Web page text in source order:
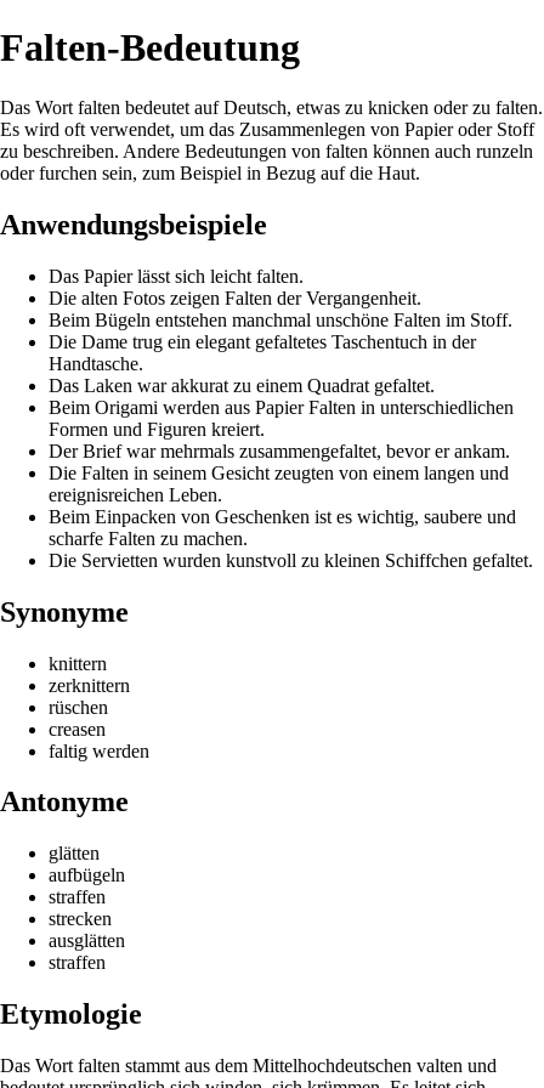
Falten-Bedeutung
Das Wort falten bedeutet auf Deutsch, etwas zu knicken oder zu falten.
Es wird oft verwendet, um das Zusammenlegen von Papier oder Stoff
zu beschreiben. Andere Bedeutungen von falten können auch runzeln
oder furchen sein, zum Beispiel in Bezug auf die Haut.
Anwendungsbeispiele
Das Papier lässt sich leicht falten.
Die alten Fotos zeigen Falten der Vergangenheit.
Beim Bügeln entstehen manchmal unschöne Falten im Stoff.
Die Dame trug ein elegant gefaltetes Taschentuch in der
Handtasche.
Das Laken war akkurat zu einem Quadrat gefaltet.
Beim Origami werden aus Papier Falten in unterschiedlichen
Formen und Figuren kreiert.
Der Brief war mehrmals zusammengefaltet, bevor er ankam.
Die Falten in seinem Gesicht zeugten von einem langen und
ereignisreichen Leben.
Beim Einpacken von Geschenken ist es wichtig, saubere und
scharfe Falten zu machen.
Die Servietten wurden kunstvoll zu kleinen Schiffchen gefaltet.
Synonyme
knittern
zerknittern
rüschen
creasen
faltig werden
Antonyme
glätten
aufbügeln
straffen
strecken
ausglätten
straffen
Etymologie
Das Wort falten stammt aus dem Mittelhochdeutschen valten und